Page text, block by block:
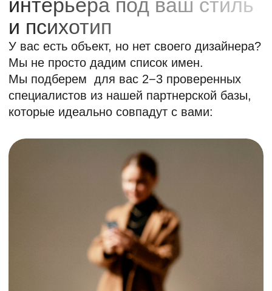
Несущих каркасов
и крепежных элементов
Облицовочных панелей,
шпона и отделочных
покрытий
Мы гарантируем качество: